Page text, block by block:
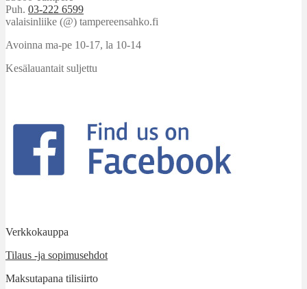
Puh. 03-222 6599
valaisinliike (@) tampereensahko.fi
Avoinna ma-pe 10-17, la 10-14
Kesälauantait suljettu
Verkkokauppa
Tilaus -ja sopimusehdot
Maksutapana tilisiirto